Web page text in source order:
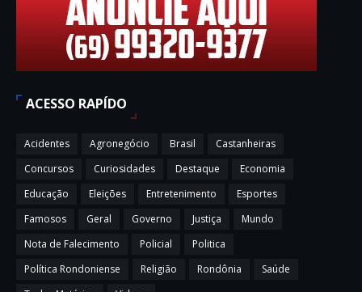
ACESSO RAPÍDO
Acidentes Agronegócio Brasil
Castanheiras
Concursos
Curiosidades Destaque
Economia
Educação
Eleições Entretenimento
Esportes
Famosos
Geral Governo Justiça
Mundo
Nota de Falecimento
Policial
Politica
Política Rondoniense
Religião Rondônia
Saúde